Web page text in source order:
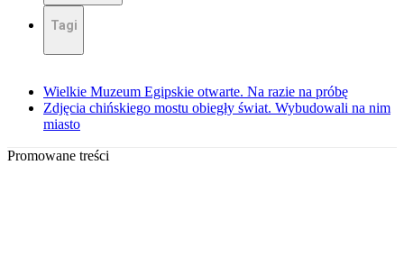
Tagi
Wielkie Muzeum Egipskie otwarte. Na razie na próbę
Zdjęcia chińskiego mostu obiegły świat. Wybudowali na nim
miasto
Promowane treści